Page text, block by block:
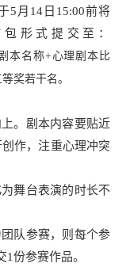
5月14日15:00前将
形式提交至：
本名称+心理剧本比
奖若干名。
。剧本内容要贴近
作，注重心理冲突
舞台表演的时长不
队参赛，则每个参
份参赛作品。